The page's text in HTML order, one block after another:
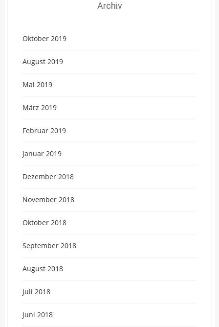
Archiv
Oktober 2019
August 2019
Mai 2019
März 2019
Februar 2019
Januar 2019
Dezember 2018
November 2018
Oktober 2018
September 2018
August 2018
Juli 2018
Juni 2018